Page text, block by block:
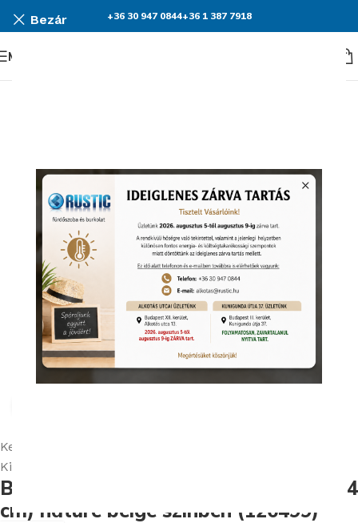
Bezár +36 30 947 0844+36 1 387 7918
Menü
Kezdőlap
Kiegészítő bútorok
Bannio urban fali szekrény (150x30x24
cm) nature beige színben (126499)